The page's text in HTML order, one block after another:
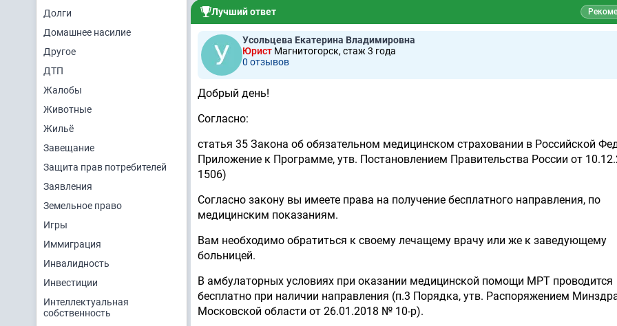
Долги
Домашнее насилие
Другое
ДТП
Жалобы
Животные
Жильё
Завещание
Защита прав потребителей
Заявления
Земельное право
Игры
Иммиграция
Инвалидность
Инвестиции
Интеллектуальная
собственность
Лучший ответ
Усольцева Екатерина Владимировна
Юрист Магнитогорск, стаж 3 годa
0 отзывов
Добрый день!
Согласно:
статья 35 Закона об обязательном медицинском страховании в Российской
Приложение к Программе, утв. Постановлением Правительства России от
1506)
Согласно закону вы имеете права на получение бесплатного направления, по
медицинским показаниям.
Вам необходимо обратиться к своему лечащему врачу или же к заведующему
больницей.
В амбулаторных условиях при оказании медицинской помощи МРТ проводится
бесплатно при наличии направления (п.3 Порядка, утв. Распоряжением
Московской области от 26.01.2018 № 10-р).